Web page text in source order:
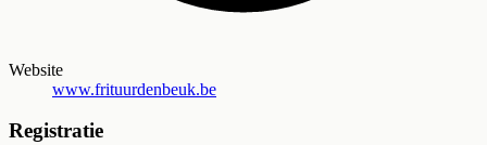
Website
www.frituurdenbeuk.be
Registratie